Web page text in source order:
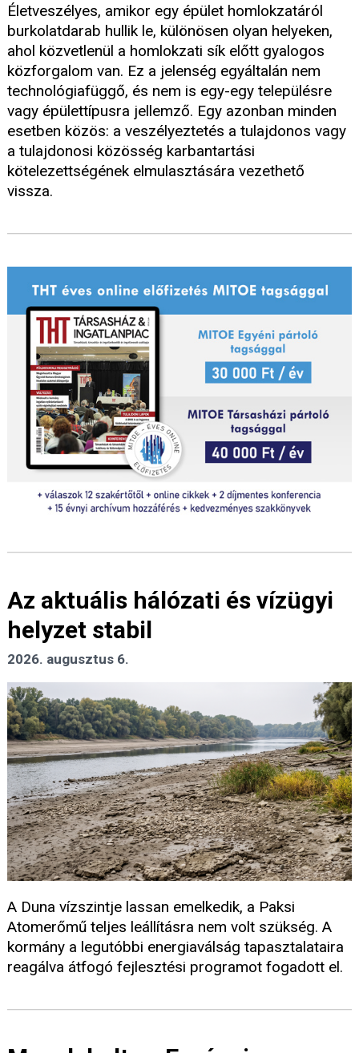
Életveszélyes, amikor egy épület homlokzatáról
burkolatdarab hullik le, különösen olyan helyeken,
ahol közvetlenül a homlokzati sík előtt gyalogos
közforgalom van. Ez a jelenség egyáltalán nem
technológiafüggő, és nem is egy-egy településre
vagy épülettípusra jellemző. Egy azonban minden
esetben közös: a veszélyeztetés a tulajdonos vagy
a tulajdonosi közösség karbantartási
kötelezettségének elmulasztására vezethető
vissza.
Az aktuális hálózati és vízügyi
helyzet stabil
2026. augusztus 6.
A Duna vízszintje lassan emelkedik, a Paksi
Atomerőmű teljes leállításra nem volt szükség. A
kormány a legutóbbi energiaválság tapasztalataira
reagálva átfogó fejlesztési programot fogadott el.